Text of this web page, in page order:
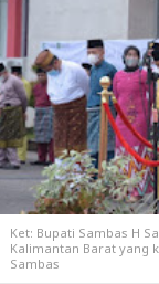
Ket: Bupati Sambas H
Kalimantan Barat yang
Sambas